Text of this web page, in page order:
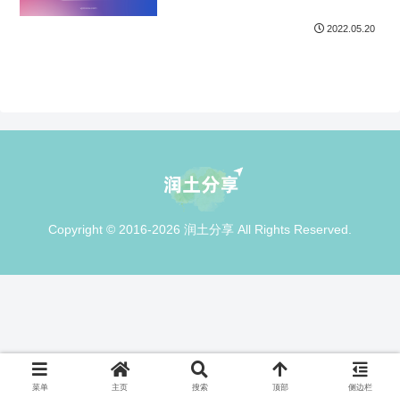
2022.05.20
Copyright © 2016-2026 润土分享 All Rights Reserved.
菜单 主页 搜索 顶部 侧边栏